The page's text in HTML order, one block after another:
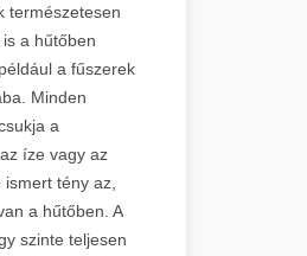
természetesen
a hűtőben
a fűszerek
Minden
a
íze vagy az
tény az,
a hűtőben. A
szinte teljesen